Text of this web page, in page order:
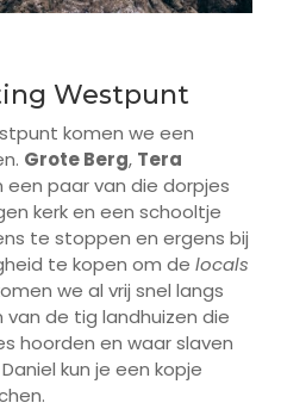
Westpunt
komen we een
Grote Berg, Tera
een paar van die dorpjes
kerk en een schooltje
te stoppen en ergens bij
te kopen om de locals
we al vrij snel langs
van de tig landhuizen die
hoorden en waar slaven
kun je een kopje